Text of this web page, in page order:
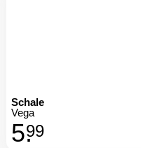
Schale
Vega
5.99